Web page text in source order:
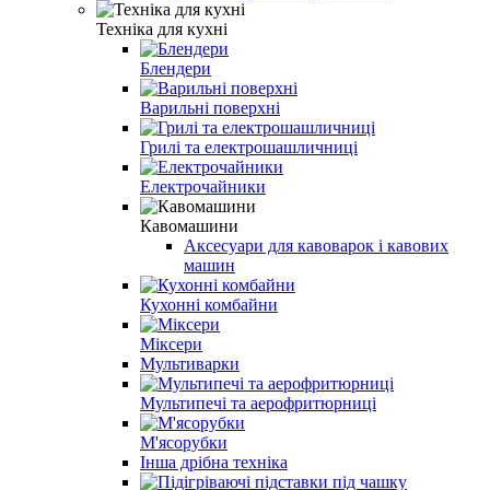
Техніка для кухні
Блендери
Варильні поверхні
Грилі та електрошашличниці
Електрочайники
Кавомашини
Аксесуари для кавоварок і кавових
машин
Кухонні комбайни
Міксери
Мультиварки
Мультипечі та аерофритюрниці
М'ясорубки
Інша дрібна техніка